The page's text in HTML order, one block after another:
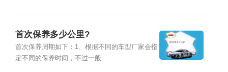
首次保养多少公里?
首次保养周期如下：1、根据不同的车型厂家会指
定不同的保养时间，不过一般...